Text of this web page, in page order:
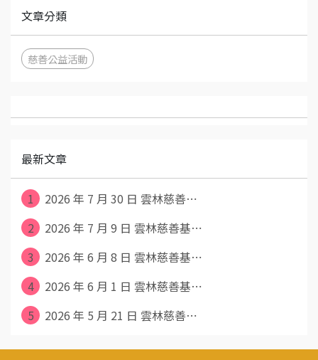
文章分類
慈善公益活動
最新文章
1
2026 年 7 月 30 日 雲林慈善⋯
2
2026 年 7 月 9 日 雲林慈善基⋯
3
2026 年 6 月 8 日 雲林慈善基⋯
4
2026 年 6 月 1 日 雲林慈善基⋯
5
2026 年 5 月 21 日 雲林慈善⋯